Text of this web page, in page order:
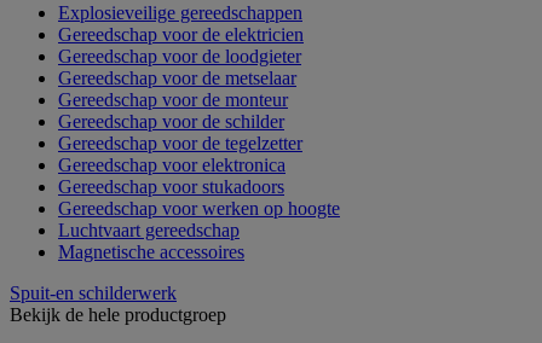
Explosieveilige gereedschappen
Gereedschap voor de elektricien
Gereedschap voor de loodgieter
Gereedschap voor de metselaar
Gereedschap voor de monteur
Gereedschap voor de schilder
Gereedschap voor de tegelzetter
Gereedschap voor elektronica
Gereedschap voor stukadoors
Gereedschap voor werken op hoogte
Luchtvaart gereedschap
Magnetische accessoires
Spuit-en schilderwerk
Bekijk de hele productgroep